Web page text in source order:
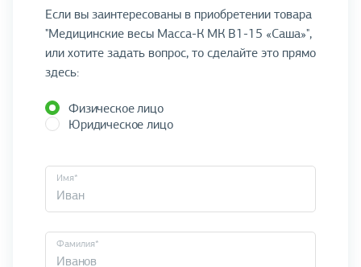
Если вы заинтересованы в приобретении товара
"Медицинские весы Масса-К МК В1-15 «Саша»",
или хотите задать вопрос, то сделайте это прямо
здесь:
Физическое лицо
Юридическое лицо
Имя*
Фамилия*